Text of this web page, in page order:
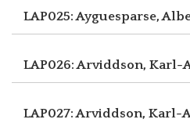
LAP025: Ayguesparse,
LAP026: Arviddson, Karl-
LAP027: Arviddson, Karl-